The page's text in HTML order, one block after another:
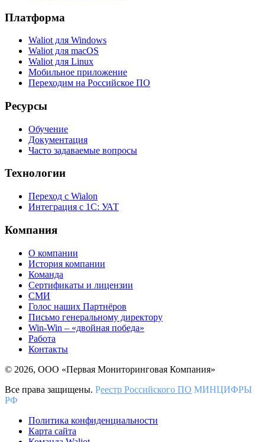
Платформа
Waliot для Windows
Waliot для macOS
Waliot для Linux
Мобильное приложение
Переходим на Российское ПО
Ресурсы
Обучение
Документация
Часто задаваемые вопросы
Технологии
Переход с Wialon
Интеграция с 1С: УАТ
Компания
О компании
История компании
Команда
Сертификаты и лицензии
СМИ
Голос наших Партнёров
Письмо генеральному директору
Win-Win – «двойная победа»
Работа
Контакты
© 2026, ООО «Первая Мониторинговая Компания»
Все права защищены. Реестр Российского ПО МИНЦИФРЫ
РФ
Политика конфиденциальности
Карта сайта